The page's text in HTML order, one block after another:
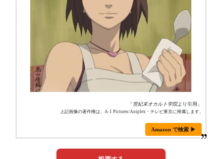
「世紀末オカルト学院より引用」
上記画像の著作権は、A-1 Pictures/Aniplex・テレビ東京に帰属します。
Amazon で検索 ▶